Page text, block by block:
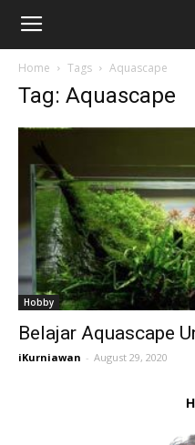
Home Tags Aquascape
Tag: Aquascape
Hobby
Belajar Aquascape
iKurniawan - August 29, 2020